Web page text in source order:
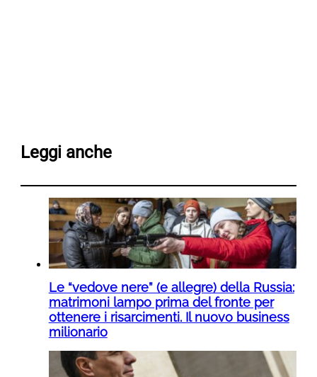
Leggi anche
Le “vedove nere” (e allegre) della Russia:
matrimoni lampo prima del fronte per
ottenere i risarcimenti. Il nuovo business
milionario